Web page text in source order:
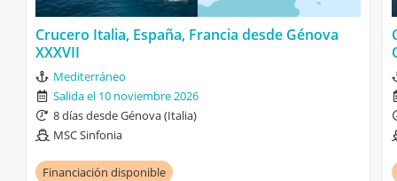
Crucero Italia, España, Francia desde Génova
XXXVII
Mediterráneo
Salida el 10 noviembre 2026
8 días desde Génova (Italia)
MSC Sinfonia
Financiación disponible